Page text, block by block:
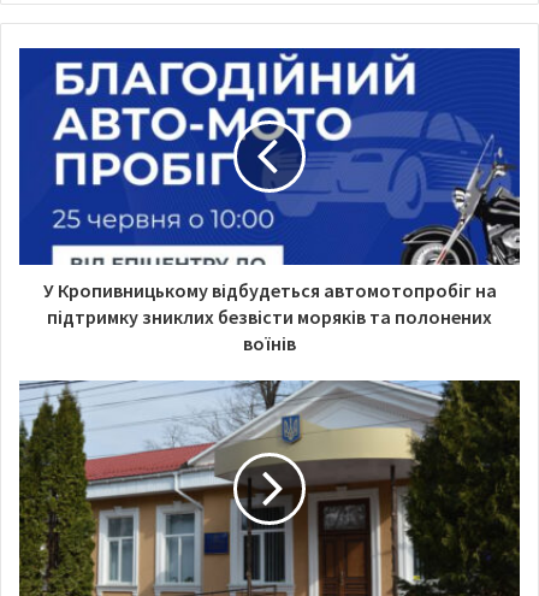
s
i
t
e
У Кропивницькому відбудеться автомотопробіг на
підтримку зниклих безвісти моряків та полонених
воїнів